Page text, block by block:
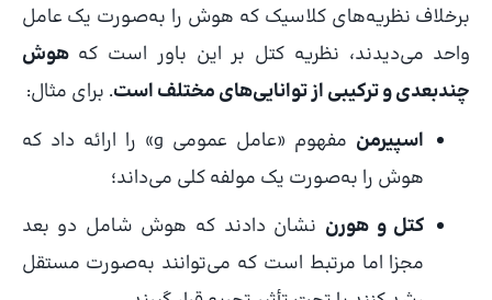
برخلاف نظریه‌های کلاسیک که هوش را به‌صورت یک عامل
واحد می‌دیدند، نظریه کتل بر این باور است کههوش
چندبعدی و ترکیبی از توانایی‌های مختلف است. برای مثال:
اسپیرمن
مفهوم «عامل عمومی g» را ارائه داد که
هوش را به‌صورت یک مولفه کلی می‌داند؛
کتل و هورن نشان دادند که هوش شامل دو بعد
مجزا اما مرتبط است که می‌توانند به‌صورت مستقل